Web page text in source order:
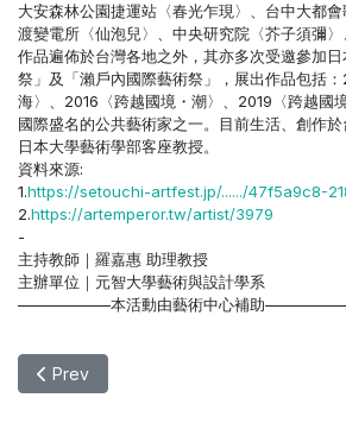
大安森林公園捷運站〈春光乍現〉、台中大都
渡變電所〈仙泡兒〉、中央研究院〈芥子須彌
作品遍佈於台灣各地之外，其亦多次受邀參加
祭」及「瀨戶內國際藝術祭」，展出作品包括：
海〉、2016〈跨越國境・潮〉、2019〈跨越國
國際盛名的公共藝術家之一。目前生活、創作
日本大學藝術學部客座教授。
資料來源:
1.https://setouchi-artfest.jp/....../47f5a9c8-
2.https://artemperor.tw/artist/3979
-
主持教師｜羅嘉惠 助理教授
主辦單位｜元智大學藝術與設計學系
——————本活動由藝術中心補助
Previous article: 【講座】04/20(一) 大
Prev